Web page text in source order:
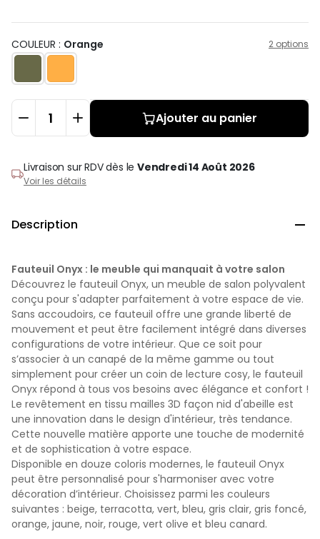
COULEUR : Orange 2 options
Ajouter au panier
Livraison sur RDVdès leVendredi 14 Août 2026
Voir les détails
Description 
Fauteuil Onyx : le meuble qui manquait à votre salon
Découvrez le fauteuil Onyx, un meuble de salon polyvalent
conçu pour s'adapter parfaitement à votre espace de vie.
Sans accoudoirs, ce fauteuil offre une grande liberté de
mouvement et peut être facilement intégré dans diverses
configurations de votre intérieur. Que ce soit pour
s’associer à un canapé de la même gamme ou tout
simplement pour créer un coin de lecture cosy, le fauteuil
Onyx répond à tous vos besoins avec élégance et confort !
Le revêtement en tissu mailles 3D façon nid d'abeille est
une innovation dans le design d'intérieur, très tendance.
Cette nouvelle matière apporte une touche de modernité
et de sophistication à votre espace.
Disponible en douze coloris modernes, le fauteuil Onyx
peut être personnalisé pour s'harmoniser avec votre
décoration d’intérieur. Choisissez parmi les couleurs
suivantes : beige, terracotta, vert, bleu, gris clair, gris foncé,
orange, jaune, noir, rouge, vert olive et bleu canard.